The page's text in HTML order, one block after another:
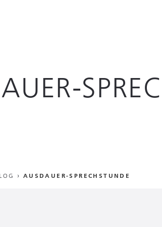
› AUSDAUER-SPRECHSTUNDE